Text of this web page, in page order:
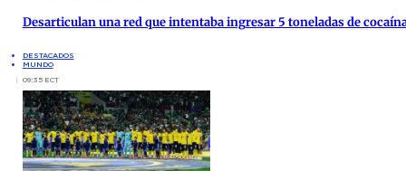
Desarticulan una red que intentaba ingresar 5 toneladas de
DESTACADOS
MUNDO
09:35 ECT